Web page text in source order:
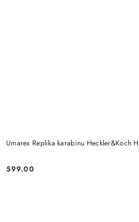
Umarex Replika karabinu Heckler&Koch
Cena:
599.00